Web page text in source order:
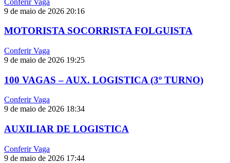
9 de maio de 2026 20:16
MOTORISTA SOCORRISTA FOLGUISTA
Conferir Vaga
9 de maio de 2026 19:25
100 VAGAS – AUX. LOGISTICA (3º TURNO)
Conferir Vaga
9 de maio de 2026 18:34
AUXILIAR DE LOGISTICA
Conferir Vaga
9 de maio de 2026 17:44